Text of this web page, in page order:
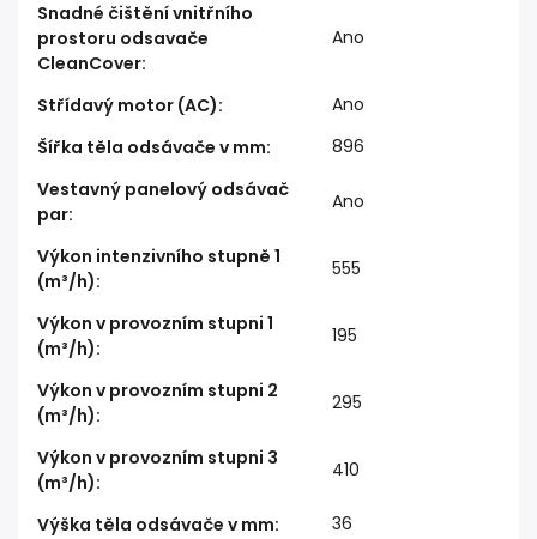
Snadné čištění vnitřního
prostoru odsavače
CleanCover:
Ano
Střídavý motor (AC):
Ano
Šířka těla odsávače v mm:
896
Vestavný panelový odsávač
par:
Ano
Výkon intenzivního stupně 1
(m³/h):
555
Výkon v provozním stupni 1
(m³/h):
195
Výkon v provozním stupni 2
(m³/h):
295
Výkon v provozním stupni 3
(m³/h):
410
Výška těla odsávače v mm:
36